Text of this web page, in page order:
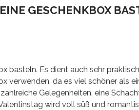
GESCHENKBOX
basteln. Es dient auch sehr
verwenden, da es viel schöner als
Gelegenheiten, eine
wird voll süß und